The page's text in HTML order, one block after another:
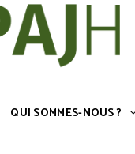
QUI SOMMES-NOUS ?
QUI SOMMES-